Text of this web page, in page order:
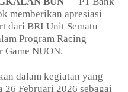
memberikan apresiasi
dari BRI Unit Sematu
Program Racing
Game NUON.
dalam kegiatan yang
26 Februari 2026 sebagai